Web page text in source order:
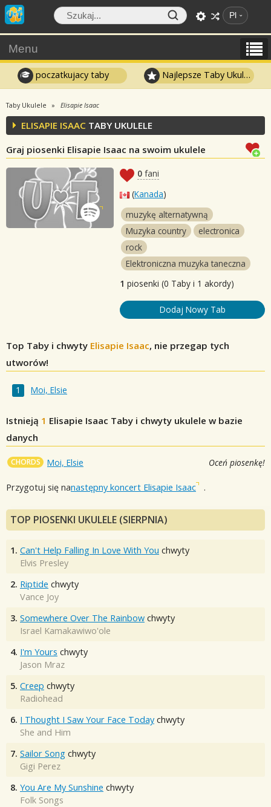
Pl
Menu
poczatkujacy taby Najlepsze Taby Ukulele
Taby Ukulele Elisapie Isaac
ELISAPIE ISAAC TABY UKULELE
Graj piosenki Elisapie Isaac na swoim ukulele
0 fani
(Kanada)
muzykę alternatywną
Muzyka country
electronica
rock
Elektroniczna muzyka taneczna
1 piosenki (0 Taby i 1 akordy)
Dodaj Nowy Tab
Top Taby i chwyty Elisapie Isaac, nie przegap tych
utworów!
Moi, Elsie
Istnieją 1 Elisapie Isaac Taby i chwyty ukulele w bazie
danych
CHORDS Moi, Elsie Oceń piosenkę!
Przygotuj się nanastępny koncert Elisapie Isaac .
TOP PIOSENKI UKULELE (SIERPNIA)
1. Can't Help Falling In Love With You chwyty
Elvis Presley
2. Riptide chwyty
Vance Joy
3. Somewhere Over The Rainbow chwyty
Israel Kamakawiwo'ole
4. I'm Yours chwyty
Jason Mraz
5. Creep chwyty
Radiohead
6. I Thought I Saw Your Face Today chwyty
She and Him
7. Sailor Song chwyty
Gigi Perez
8. You Are My Sunshine chwyty
Folk Songs